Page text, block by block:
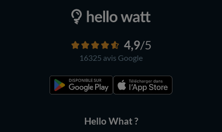
4,9/5
16325 avis Google
Hello What ?